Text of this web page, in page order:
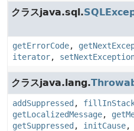
クラスjava.sql.
getErrorCode,
iterator,
クラスjava.lang.
addSuppressed ,
getLocalizedMessage,
getSuppressed , initCause,